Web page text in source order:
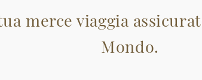
merce viaggia
Mondo.